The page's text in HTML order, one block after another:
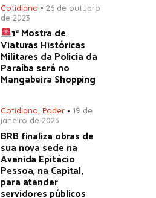
Cotidiano
26 de outubro
de 2023
1ª Mostra de
Viaturas Históricas
Militares da Polícia da
Paraíba será no
Mangabeira Shopping
Cotidiano, Poder
19 de
janeiro de 2023
BRB finaliza obras de
sua nova sede na
Avenida Epitácio
Pessoa, na Capital,
para atender
servidores públicos